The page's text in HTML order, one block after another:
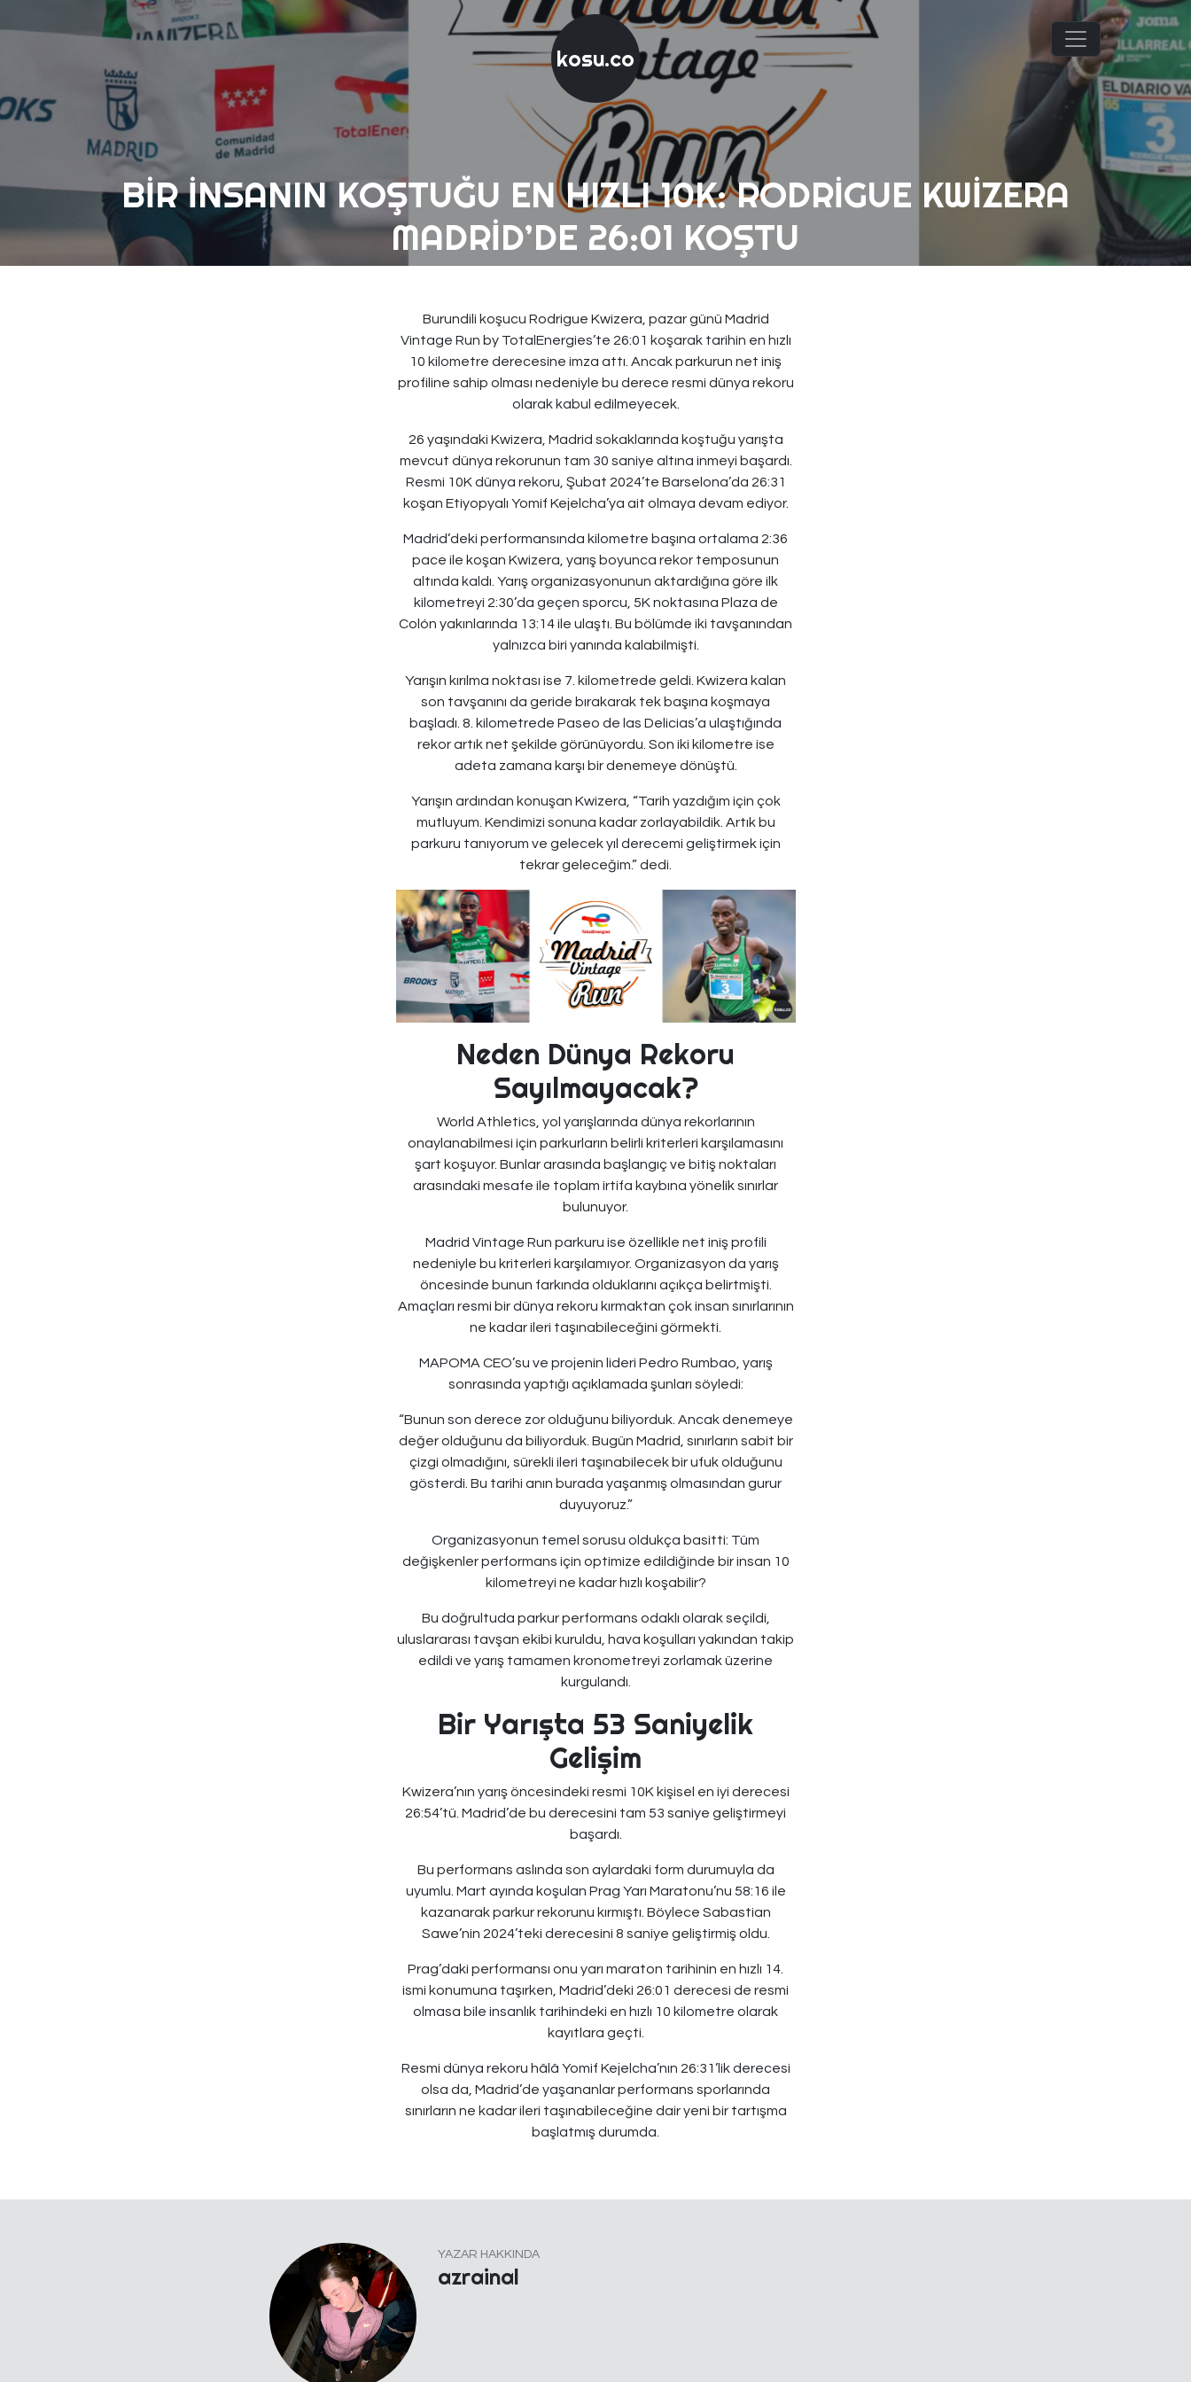
kosu.co
BIR İNSANIN KOŞTUĞU EN HIZLI 10K: RODRIGUE KWIZERA
MADRID’DE 26:01 KOŞTU
Burundili koşucu Rodrigue Kwizera, pazar günü Madrid
Vintage Run by TotalEnergies’te 26:01 koşarak tarihin en hızlı
10 kilometre derecesine imza attı. Ancak parkurun net iniş
profiline sahip olması nedeniyle bu derece resmi dünya rekoru
olarak kabul edilmeyecek.
26 yaşındaki Kwizera, Madrid sokaklarında koştuğu yarışta
mevcut dünya rekorunun tam 30 saniye altına inmeyi başardı.
Resmi 10K dünya rekoru, Şubat 2024’te Barselona’da 26:31
koşan Etiyopyalı Yomif Kejelcha’ya ait olmaya devam ediyor.
Madrid’deki performansında kilometre başına ortalama 2:36
pace ile koşan Kwizera, yarış boyunca rekor temposunun
altında kaldı. Yarış organizasyonunun aktardığına göre ilk
kilometreyi 2:30’da geçen sporcu, 5K noktasına Plaza de
Colón yakınlarında 13:14 ile ulaştı. Bu bölümde iki tavşanından
yalnızca biri yanında kalabilmişti.
Yarışın kırılma noktası ise 7. kilometrede geldi. Kwizera kalan
son tavşanını da geride bırakarak tek başına koşmaya
başladı. 8. kilometrede Paseo de las Delicias’a ulaştığında
rekor artık net şekilde görünüyordu. Son iki kilometre ise
adeta zamana karşı bir denemeye dönüştü.
Yarışın ardından konuşan Kwizera, “Tarih yazdığım için çok
mutluyum. Kendimizi sonuna kadar zorlayabildik. Artık bu
parkuru tanıyorum ve gelecek yıl derecemi geliştirmek için
tekrar geleceğim.” dedi.
Neden Dünya Rekoru
Sayılmayacak?
World Athletics, yol yarışlarında dünya rekorlarının
onaylanabilmesi için parkurların belirli kriterleri karşılamasını
şart koşuyor. Bunlar arasında başlangıç ve bitiş noktaları
arasındaki mesafe ile toplam irtifa kaybına yönelik sınırlar
bulunuyor.
Madrid Vintage Run parkuru ise özellikle net iniş profili
nedeniyle bu kriterleri karşılamıyor. Organizasyon da yarış
öncesinde bunun farkında olduklarını açıkça belirtmişti.
Amaçları resmi bir dünya rekoru kırmaktan çok insan sınırlarının
ne kadar ileri taşınabileceğini görmekti.
MAPOMA CEO’su ve projenin lideri Pedro Rumbao, yarış
sonrasında yaptığı açıklamada şunları söyledi:
“Bunun son derece zor olduğunu biliyorduk. Ancak denemeye
değer olduğunu da biliyorduk. Bugün Madrid, sınırların sabit bir
çizgi olmadığını, sürekli ileri taşınabilecek bir ufuk olduğunu
gösterdi. Bu tarihi anın burada yaşanmış olmasından gurur
duyuyoruz.”
Organizasyonun temel sorusu oldukça basitti: Tüm
değişkenler performans için optimize edildiğinde bir insan 10
kilometreyi ne kadar hızlı koşabilir?
Bu doğrultuda parkur performans odaklı olarak seçildi,
uluslararası tavşan ekibi kuruldu, hava koşulları yakından takip
edildi ve yarış tamamen kronometreyi zorlamak üzerine
kurgulandı.
Bir Yarışta 53 Saniyelik
Gelişim
Kwizera’nın yarış öncesindeki resmi 10K kişisel en iyi derecesi
26:54’tü. Madrid’de bu derecesini tam 53 saniye geliştirmeyi
başardı.
Bu performans aslında son aylardaki form durumuyla da
uyumlu. Mart ayında koşulan Prag Yarı Maratonu’nu 58:16 ile
kazanarak parkur rekorunu kırmıştı. Böylece Sabastian
Sawe’nin 2024’teki derecesini 8 saniye geliştirmiş oldu.
Prag’daki performansı onu yarı maraton tarihinin en hızlı 14.
ismi konumuna taşırken, Madrid’deki 26:01 derecesi de resmi
olmasa bile insanlık tarihindeki en hızlı 10 kilometre olarak
kayıtlara geçti.
Resmi dünya rekoru hâlâ Yomif Kejelcha’nın 26:31’lik derecesi
olsa da, Madrid’de yaşananlar performans sporlarında
sınırların ne kadar ileri taşınabileceğine dair yeni bir tartışma
başlatmış durumda.
YAZAR HAKKINDA
azrainal